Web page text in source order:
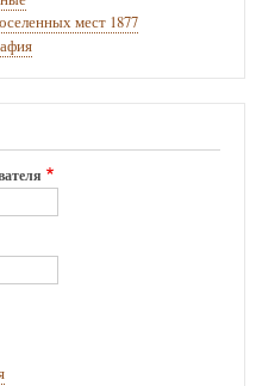
мест 1877